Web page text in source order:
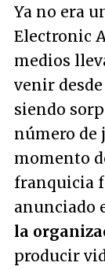
Ya no era
Electronic
medios
venir
siendo
número de
momento
franquicia
anunciado
la
producir